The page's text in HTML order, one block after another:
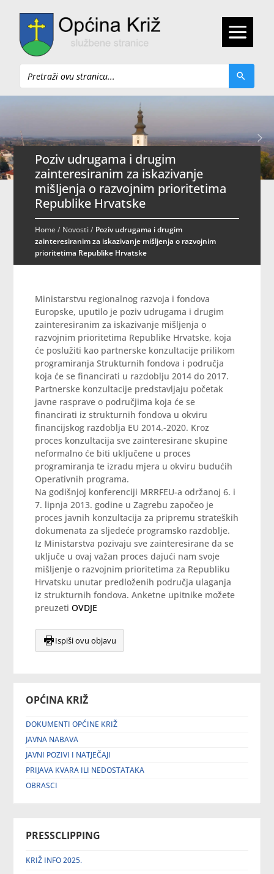
Pretraži
OPĆINA KRIŽ
DOKUMENTI OPĆINE KRIŽ
JAVNA NABAVA
JAVNI POZIVI I NATJEČAJI
PRIJAVA KVARA ILI NEDOSTATAKA
OBRASCI
PRESSCLIPPING
KRIŽ INFO 2025.
Poziv udrugama i drugim
zainteresiranim za iskazivanje
mišljenja o razvojnim prioritetima
Republike Hrvatske
Home/ Novosti/ Poziv udrugama i drugim
zainteresiranim za iskazivanje mišljenja o razvojnim
prioritetima Republike Hrvatske
Ministarstvu regionalnog razvoja i fondova
Europske, uputilo je poziv udrugama i drugim
zainteresiranim za iskazivanje mišljenja o
razvojnim prioritetima Republike Hrvatske, koja
će poslužiti kao partnerske konzultacije prilikom
programiranja Strukturnih fondova i područja
koja će se financirati u razdoblju 2014 do 2017.
Partnerske konzultacije predstavljaju početak
javne rasprave o područjima koja će se
financirati iz strukturnih fondova u okviru
financijskog razdoblja EU 2014.-2020. Kroz
proces konzultacija sve zainteresirane skupine
neformalno će biti uključene u proces
programiranja te izradu mjera u okviru budućih
Operativnih programa.
Na godišnjoj konferenciji MRRFEU-a održanoj 6. i
7. lipnja 2013. godine u Zagrebu započeo je
proces javnih konzultacija za pripremu strateških
dokumenata za sljedeće programsko razdoblje.
Iz Ministarstva pozivaju sve zainteresirane da se
uključe u ovaj važan proces dajući nam svoje
mišljenje o razvojnim prioritetima za Republiku
Hrvatsku unutar predloženih područja ulaganja
iz strukturnih fondova. Anketne upitnike možete
preuzetiOVDJE
Ispiši ovu objavu